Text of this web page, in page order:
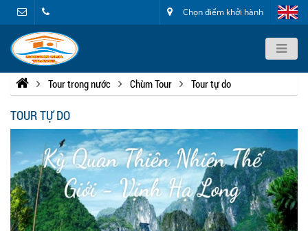
Chọn điểm khởi hành
Tour trong nước Chùm Tour Tour tự do
TOUR TỰ DO